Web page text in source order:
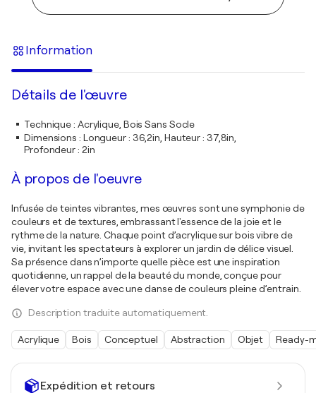
Expédition et retours
Information
Détails de l'œuvre
Technique: Acrylique, Bois Sans Socle
Dimensions : Longueur : 36,2in, Hauteur : 37,8in,
Profondeur : 2in
À propos de l'oeuvre
Infusée de teintes vibrantes, mes œuvres sont une symphonie de
couleurs et de textures, embrassant l'essence de la joie et le
rythme de la nature. Chaque point d’acrylique sur bois vibre de
vie, invitant les spectateurs à explorer un jardin de délice visuel.
Sa présence dans n’importe quelle pièce est une inspiration
quotidienne, un rappel de la beauté du monde, conçue pour
élever votre espace avec une danse de couleurs pleine d’entrain.
Description traduite automatiquement.
Acrylique Bois Conceptuel Abstraction Objet Ready-